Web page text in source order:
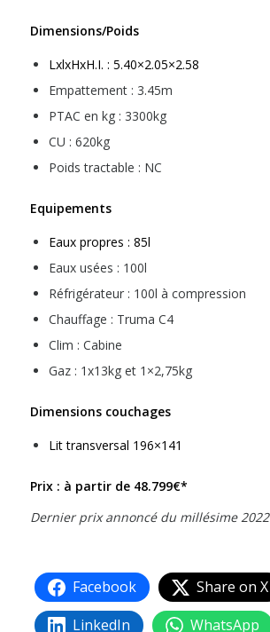
Dimensions/Poids
LxlxHxH.I. : 5.40×2.05×2.58
Empattement : 3.45m
PTAC en kg : 3300kg
CU : 620kg
Poids tractable : NC
Equipements
Eaux propres : 85l
Eaux usées : 100l
Réfrigérateur : 100l à compression
Chauffage : Truma C4
Clim : Cabine
Gaz : 1x13kg et 1×2,75kg
Dimensions couchages
Lit transversal 196×141
Prix : à partir de 48.799€*
Dernier prix annoncé du millésime 2022
Facebook
Share on X
LinkedIn
WhatsApp